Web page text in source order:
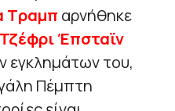
Τραμπ αρνήθηκε
Τζέφρι Έπσταϊν
εγκλημάτων του,
Πέμπτη